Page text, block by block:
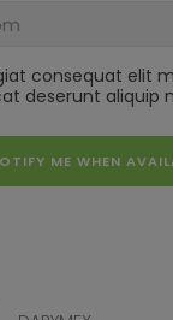
consequat elit
deserunt aliquip
ME WHEN